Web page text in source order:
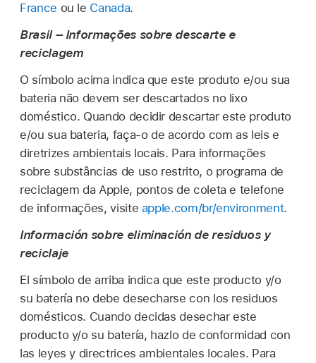
France ou le Canada.
Brasil – Informações sobre descarte e
reciclagem
O símbolo acima indica que este produto e/ou sua
bateria não devem ser descartados no lixo
doméstico. Quando decidir descartar este produto
e/ou sua bateria, faça-o de acordo com as leis e
diretrizes ambientais locais. Para informações
sobre substâncias de uso restrito, o programa de
reciclagem da Apple, pontos de coleta e telefone
de informações, visite apple.com/br/environment.
Información sobre eliminación de residuos y
reciclaje
El símbolo de arriba indica que este producto y/o
su batería no debe desecharse con los residuos
domésticos. Cuando decidas desechar este
producto y/o su batería, hazlo de conformidad con
las leyes y directrices ambientales locales. Para